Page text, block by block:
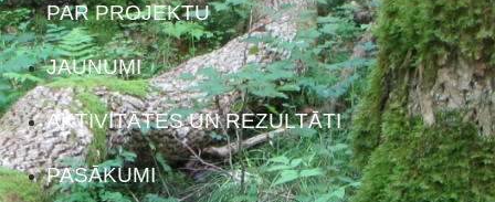
PAR PROJEKTU
JAUNUMI
AKTIVITĀTES UN REZULTĀTI
PASĀKUMI